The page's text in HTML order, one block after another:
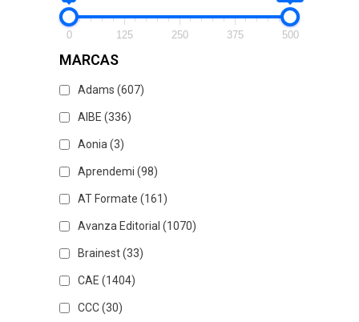
0 125 250 375 500
MARCAS
Adams (607)
AIBE (336)
Aonia (3)
Aprendemi (98)
AT Formate (161)
Avanza Editorial (1070)
Brainest(33)
CAE (1404)
CCC(30)